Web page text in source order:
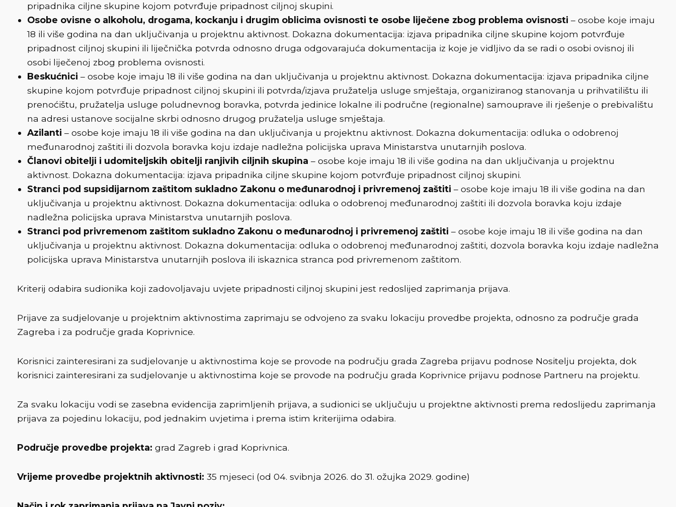
pripadnika ciljne skupine kojom potvrđuje pripadnost ciljnoj skupini.
Osobe ovisne o alkoholu, drogama, kockanju i drugim oblicima ovisnosti te osobe liječene zbog problema ovisnosti – osobe koje imaju
18 ili više godina na dan uključivanja u projektnu aktivnost. Dokazna dokumentacija: izjava pripadnika ciljne skupine kojom potvrđuje
pripadnost ciljnoj skupini ili liječnička potvrda odnosno druga odgovarajuća dokumentacija iz koje je vidljivo da se radi o osobi ovisnoj ili
osobi liječenoj zbog problema ovisnosti.
Beskućnici – osobe koje imaju 18 ili više godina na dan uključivanja u projektnu aktivnost. Dokazna dokumentacija: izjava pripadnika ciljne
skupine kojom potvrđuje pripadnost ciljnoj skupini ili potvrda/izjava pružatelja usluge smještaja, organiziranog stanovanja u prihvatilištu ili
prenoćištu, pružatelja usluge poludnevnog boravka, potvrda jedinice lokalne ili područne (regionalne) samouprave ili rješenje o prebivalištu
na adresi ustanove socijalne skrbi odnosno drugog pružatelja usluge smještaja.
Azilanti – osobe koje imaju 18 ili više godina na dan uključivanja u projektnu aktivnost. Dokazna dokumentacija: odluka o odobrenoj
međunarodnoj zaštiti ili dozvola boravka koju izdaje nadležna policijska uprava Ministarstva unutarnjih poslova.
Članovi obitelji i udomiteljskih obitelji ranjivih ciljnih skupina – osobe koje imaju 18 ili više godina na dan uključivanja u projektnu
aktivnost. Dokazna dokumentacija: izjava pripadnika ciljne skupine kojom potvrđuje pripadnost ciljnoj skupini.
Stranci pod supsidijarnom zaštitom sukladno Zakonu o međunarodnoj i privremenoj zaštiti – osobe koje imaju 18 ili više godina na dan
uključivanja u projektnu aktivnost. Dokazna dokumentacija: odluka o odobrenoj međunarodnoj zaštiti ili dozvola boravka koju izdaje
nadležna policijska uprava Ministarstva unutarnjih poslova.
Stranci pod privremenom zaštitom sukladno Zakonu o međunarodnoj i privremenoj zaštiti – osobe koje imaju 18 ili više godina na dan
uključivanja u projektnu aktivnost. Dokazna dokumentacija: odluka o odobrenoj međunarodnoj zaštiti, dozvola boravka koju izdaje nadležna
policijska uprava Ministarstva unutarnjih poslova ili iskaznica stranca pod privremenom zaštitom.
Kriterij odabira sudionika koji zadovoljavaju uvjete pripadnosti ciljnoj skupini jest redoslijed zaprimanja prijava.
Prijave za sudjelovanje u projektnim aktivnostima zaprimaju se odvojeno za svaku lokaciju provedbe projekta, odnosno za područje grada
Zagreba i za područje grada Koprivnice.
Korisnici zainteresirani za sudjelovanje u aktivnostima koje se provode na području grada Zagreba prijavu podnose Nositelju projekta, dok
korisnici zainteresirani za sudjelovanje u aktivnostima koje se provode na području grada Koprivnice prijavu podnose Partneru na projektu.
Za svaku lokaciju vodi se zasebna evidencija zaprimljenih prijava, a sudionici se uključuju u projektne aktivnosti prema redoslijedu zaprimanja
prijava za pojedinu lokaciju, pod jednakim uvjetima i prema istim kriterijima odabira.
Područje provedbe projekta: grad Zagreb i grad Koprivnica.
Vrijeme provedbe projektnih aktivnosti: 35 mjeseci (od 04. svibnja 2026. do 31. ožujka 2029. godine)